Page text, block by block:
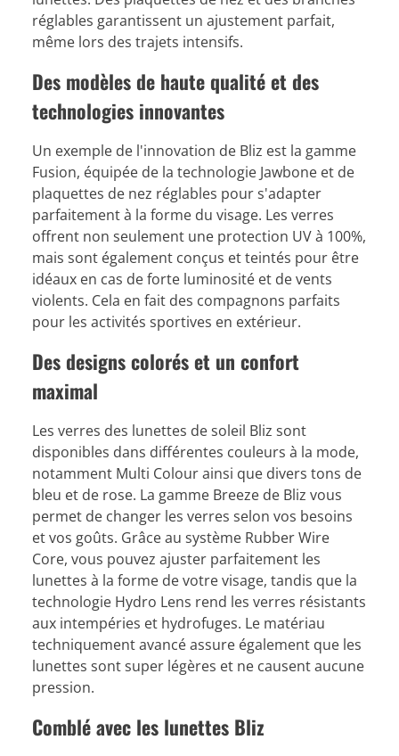
réglables garantissent un ajustement parfait,
même lors des trajets intensifs.
Des modèles de haute qualité et des
technologies innovantes
Un exemple de l'innovation de Bliz est la gamme
Fusion, équipée de la technologie Jawbone et de
plaquettes de nez réglables pour s'adapter
parfaitement à la forme du visage. Les verres
offrent non seulement une protection UV à 100%,
mais sont également conçus et teintés pour être
idéaux en cas de forte luminosité et de vents
violents. Cela en fait des compagnons parfaits
pour les activités sportives en extérieur.
Des designs colorés et un confort
maximal
Les verres des lunettes de soleil Bliz sont
disponibles dans différentes couleurs à la mode,
notamment Multi Colour ainsi que divers tons de
bleu et de rose. La gamme Breeze de Bliz vous
permet de changer les verres selon vos besoins
et vos goûts. Grâce au système Rubber Wire
Core, vous pouvez ajuster parfaitement les
lunettes à la forme de votre visage, tandis que la
technologie Hydro Lens rend les verres résistants
aux intempéries et hydrofuges. Le matériau
techniquement avancé assure également que les
lunettes sont super légères et ne causent aucune
pression.
Comblé avec les lunettes Bliz